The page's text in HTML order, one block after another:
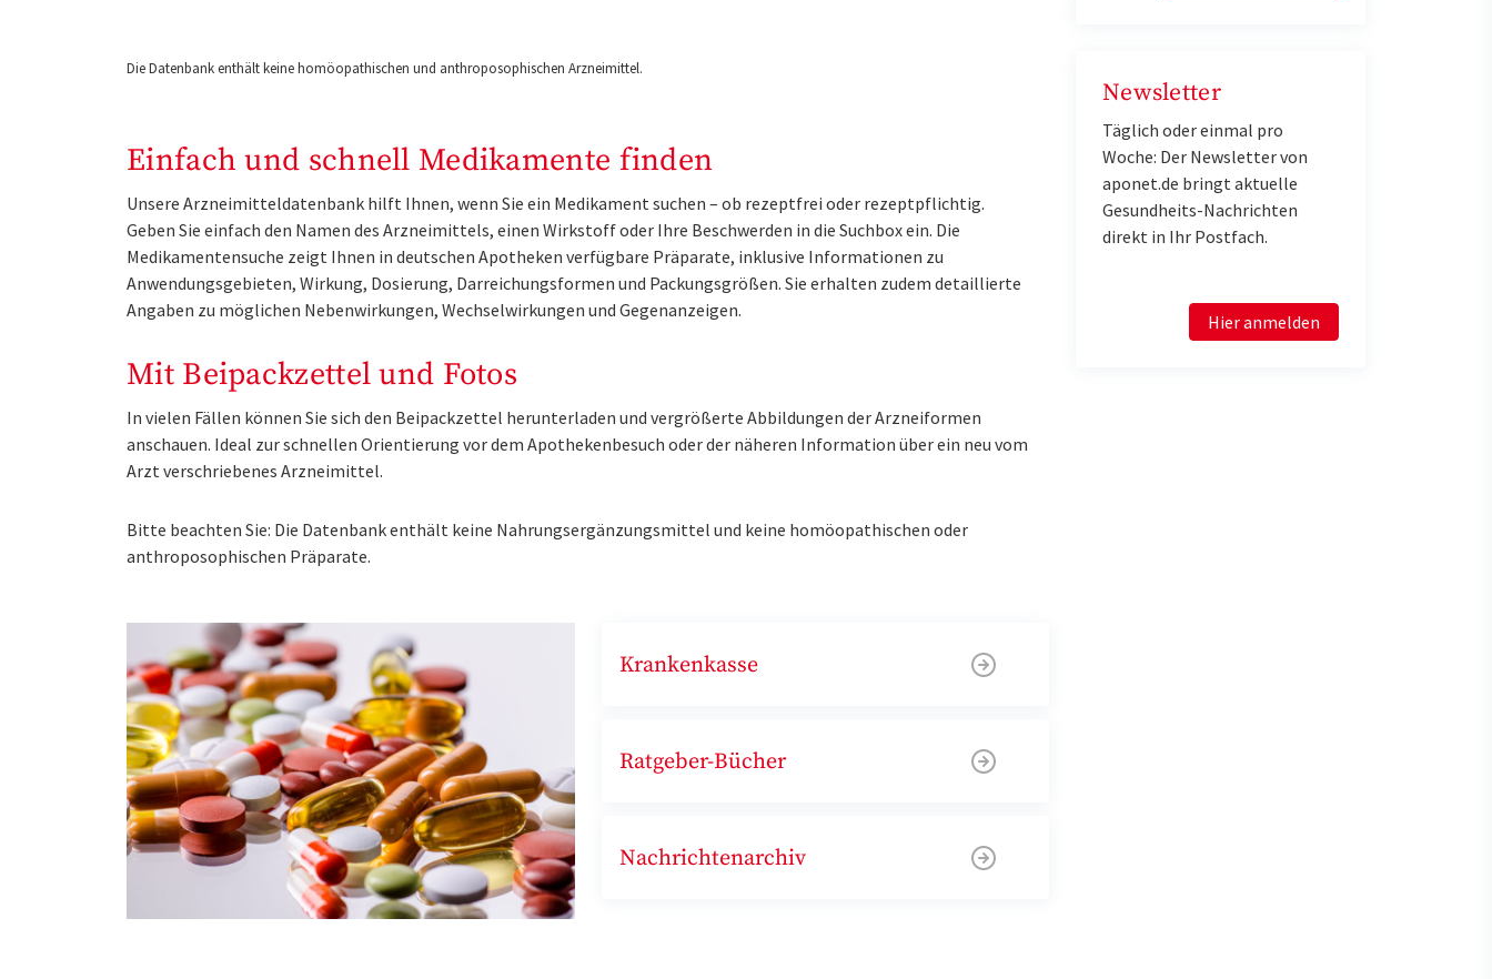
Die Datenbank enthält keine homöopathischen und anthroposophischen Arzneimittel.
Einfach und schnell Medikamente finden
Unsere Arzneimitteldatenbank hilft Ihnen, wenn Sie ein Medikament suchen – ob rezeptfrei oder rezeptpflichtig.
Geben Sie einfach den Namen des Arzneimittels, einen Wirkstoff oder Ihre Beschwerden in die Suchbox ein. Die
Medikamentensuche zeigt Ihnen in deutschen Apotheken verfügbare Präparate, inklusive Informationen zu
Anwendungsgebieten, Wirkung, Dosierung, Darreichungsformen und Packungsgrößen. Sie erhalten zudem detaillierte
Angaben zu möglichen Nebenwirkungen, Wechselwirkungen und Gegenanzeigen.
Mit Beipackzettel und Fotos
In vielen Fällen können Sie sich den Beipackzettel herunterladen und vergrößerte Abbildungen der Arzneiformen
anschauen. Ideal zur schnellen Orientierung vor dem Apothekenbesuch oder der näheren Information über ein neu vom
Arzt verschriebenes Arzneimittel.
Bitte beachten Sie: Die Datenbank enthält keine Nahrungsergänzungsmittel und keine homöopathischen oder
anthroposophischen Präparate.
Krankenkasse
Ratgeber-Bücher
Nachrichtenarchiv
Newsletter
Täglich oder einmal pro
Woche: Der Newsletter von
aponet.de bringt aktuelle
Gesundheits-Nachrichten
direkt in Ihr Postfach.
Hier anmelden